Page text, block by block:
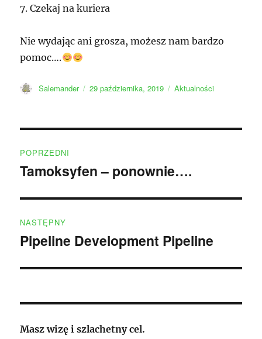
7. Czekaj na kuriera
Nie wydając ani grosza, możesz nam bardzo
pomoc….
Autor
Salemander
Data
29 października, 2019 Kategorie
Aktualności
wpisu
POPRZEDNI
Poprzedni
Tamoksyfen – ponownie….
NASTĘPNY
Następny
Pipeline Development Pipeline
Masz wizę i szlachetny cel.